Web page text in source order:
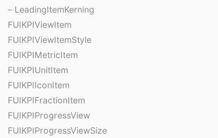
– LeadingItemKerning
FUIKPIViewItem
FUIKPIViewItemStyle
FUIKPIMetricItem
FUIKPIUnitItem
FUIKPIIconItem
FUIKPIFractionItem
FUIKPIProgressView
FUIKPIProgressViewSize